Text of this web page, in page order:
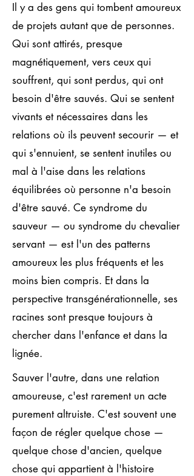
Il y a des gens qui tombent amoureux
de projets autant que de personnes.
Qui sont attirés, presque
magnétiquement, vers ceux qui
souffrent, qui sont perdus, qui ont
besoin d'être sauvés. Qui se sentent
vivants et nécessaires dans les
relations où ils peuvent secourir — et
qui s'ennuient, se sentent inutiles ou
mal à l'aise dans les relations
équilibrées où personne n'a besoin
d'être sauvé. Ce syndrome du
sauveur — ou syndrome du chevalier
servant — est l'un des patterns
amoureux les plus fréquents et les
moins bien compris. Et dans la
perspective transgénérationnelle, ses
racines sont presque toujours à
chercher dans l'enfance et dans la
lignée.
Sauver l'autre, dans une relation
amoureuse, c'est rarement un acte
purement altruiste. C'est souvent une
façon de régler quelque chose —
quelque chose d'ancien, quelque
chose qui appartient à l'histoire